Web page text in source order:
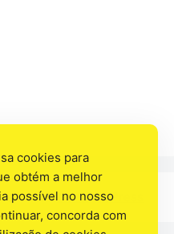
comGeneratePress
cookies para
obtém a melhor
possível no nosso
concorda com